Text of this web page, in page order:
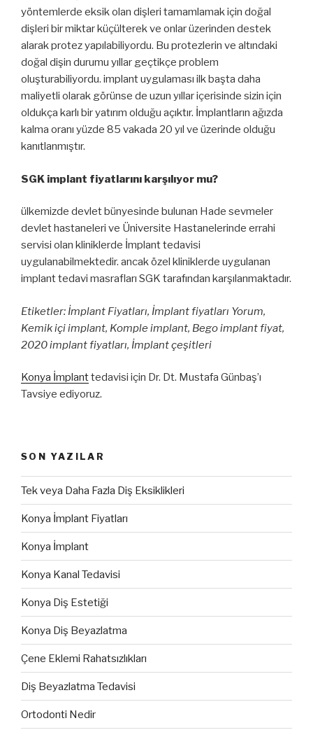
yöntemlerde eksik olan dişleri tamamlamak için doğal
dişleri bir miktar küçülterek ve onlar üzerinden destek
alarak protez yapılabiliyordu. Bu protezlerin ve altındaki
doğal dişin durumu yıllar geçtikçe problem
oluşturabiliyordu. implant uygulaması ilk başta daha
maliyetli olarak görünse de uzun yıllar içerisinde sizin için
oldukça karlı bir yatırım olduğu açıktır. İmplantların ağızda
kalma oranı yüzde 85 vakada 20 yıl ve üzerinde olduğu
kanıtlanmıştır.
SGK implant fiyatlarını karşılıyor mu?
ülkemizde devlet bünyesinde bulunan Hade sevmeler
devlet hastaneleri ve Üniversite Hastanelerinde errahi
servisi olan kliniklerde İmplant tedavisi
uygulanabilmektedir. ancak özel kliniklerde uygulanan
implant tedavi masrafları SGK tarafından karşılanmaktadır.
Etiketler: İmplant Fiyatları, İmplant fiyatları Yorum,
Kemik içi implant, Komple implant, Bego implant fiyat,
2020 implant fiyatları, İmplant çeşitleri
Konya İmplanttedavisi için Dr. Dt. Mustafa Günbaş’ı
Tavsiye ediyoruz.
SON YAZILAR
Tek veya Daha Fazla Diş Eksiklikleri
Konya İmplant Fiyatları
Konya İmplant
Konya Kanal Tedavisi
Konya Diş Estetiği
Konya Diş Beyazlatma
Çene Eklemi Rahatsızlıkları
Diş Beyazlatma Tedavisi
Ortodonti Nedir